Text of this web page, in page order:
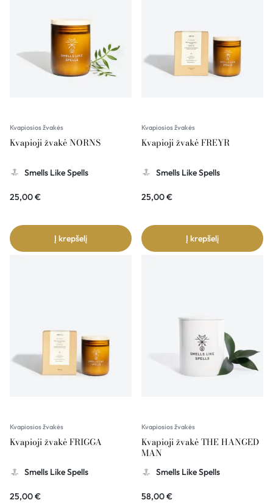
Kvapiosios žvakės
Kvapioji žvakė NORNS
Smells Like Spells
25,00€
Į krepšelį
Kvapiosios žvakės
Kvapioji žvakė FREYR
Smells Like Spells
25,00€
Į krepšelį
Kvapiosios žvakės
Kvapioji žvakė FRIGGA
Smells Like Spells
25,00€
Kvapiosios žvakės
Kvapioji žvakė THE HANGED
MAN
Smells Like Spells
58,00€